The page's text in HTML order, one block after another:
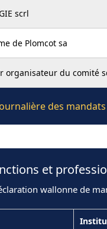
scrl
de Plomcot sa
organisateur du comité
des
et
wallonne de